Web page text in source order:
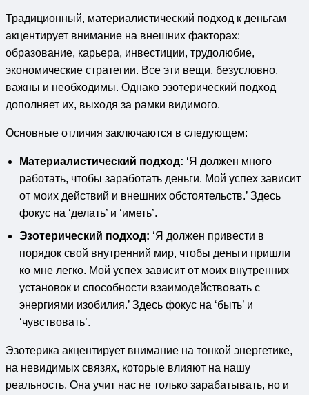
Традиционный, материалистический подход к деньгам
акцентирует внимание на внешних факторах:
образование, карьера, инвестиции, трудолюбие,
экономические стратегии. Все эти вещи, безусловно,
важны и необходимы. Однако эзотерический подход
дополняет их, выходя за рамки видимого.
Основные отличия заключаются в следующем:
Материалистический подход: ‘Я должен много
работать, чтобы заработать деньги. Мой успех зависит
от моих действий и внешних обстоятельств.’ Здесь
фокус на ‘делать’ и ‘иметь’.
Эзотерический подход: ‘Я должен привести в
порядок свой внутренний мир, чтобы деньги пришли
ко мне легко. Мой успех зависит от моих внутренних
установок и способности взаимодействовать с
энергиями изобилия.’ Здесь фокус на ‘быть’ и
‘чувствовать’.
Эзотерика акцентирует внимание на тонкой энергетике,
на невидимых связях, которые влияют на нашу
реальность. Она учит нас не только зарабатывать, но и